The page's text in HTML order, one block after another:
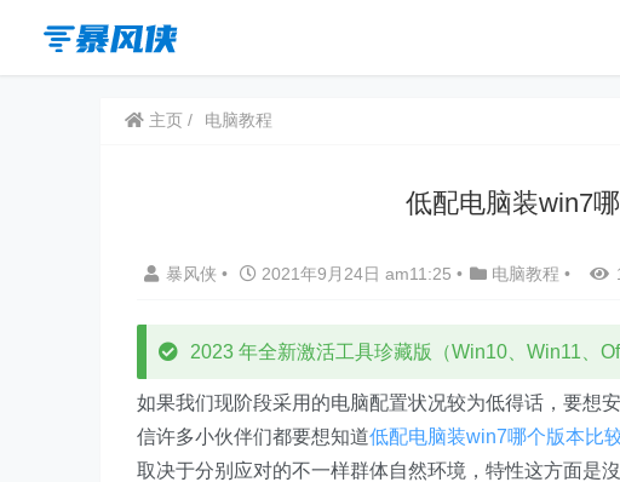
主页 电脑教程
低配电脑装win7
暴风侠 • 2021年9月24日 am11:25 • 电脑教程 •
2023 年全新激活工具珍藏版（Win10、Win11、
如果我们现阶段采用的电脑配置状况较为低得话，要想
信许多小伙伴们都要想知道低配电脑装win7哪个版本比
取决于分别应对的不一样群体自然环境，特性这方面是